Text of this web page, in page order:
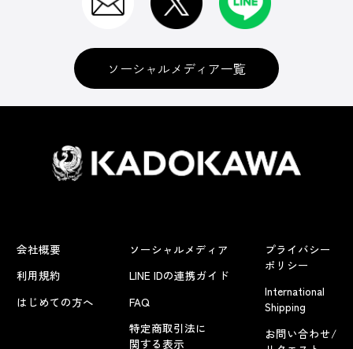
ソーシャルメディア一覧
会社概要
利用規約
はじめての方へ
ソーシャルメディア
LINE IDの連携ガイド
FAQ
特定商取引法に
関する表示
プライバシー
ポリシー
International
Shipping
お問い合わせ/